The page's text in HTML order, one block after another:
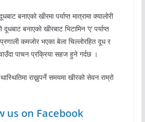
बनाएको खीरमा पर्याप्त मात्रामा क्यालोरी
बनाएको खीरबाट भिटामिन ‘ए’ पर्याप्त
कमजोर भएका बेला चिल्लोरहित दूध र
पाचन प्रक्रिया सहज हुने गर्दछ ।
राख्नुपर्ने समयमा खीरको सेवन राम्रो
us on Facebook